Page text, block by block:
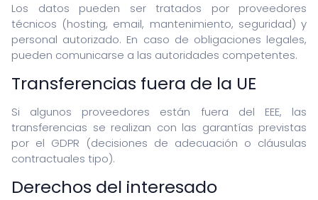
Los datos pueden ser tratados por proveedores
técnicos (hosting, email, mantenimiento, seguridad) y
personal autorizado. En caso de obligaciones legales,
pueden comunicarse a las autoridades competentes.
Transferencias fuera de la UE
Si algunos proveedores están fuera del EEE, las
transferencias se realizan con las garantías previstas
por el GDPR (decisiones de adecuación o cláusulas
contractuales tipo).
Derechos del interesado